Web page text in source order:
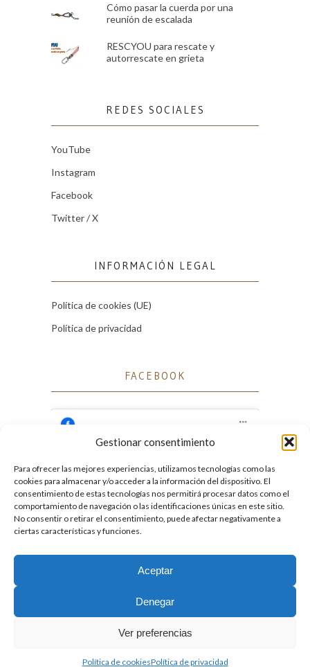
Gestionar consentimiento
Para ofrecer las mejores experiencias, utilizamos tecnologías como las
cookies para almacenar y/o acceder a la información del dispositivo. El
consentimiento de estas tecnologías nos permitirá procesar datos como el
comportamiento de navegación o las identificaciones únicas en este sitio.
No consentir o retirar el consentimiento, puede afectar negativamente a
ciertas características y funciones.
Aceptar
Denegar
Ver preferencias
Política de cookiesPolítica de privacidad
Cómo pasar la cuerda por una
reunión de escalada
RESCYOU para rescate y
autorrescate en grieta
REDES SOCIALES
YouTube
Instagram
Facebook
Twitter / X
INFORMACIÓN LEGAL
Política de cookies (UE)
Política de privacidad
FACEBOOK
Facebook
Haz clic para aceptar cookies de marketing
y permitir este contenido